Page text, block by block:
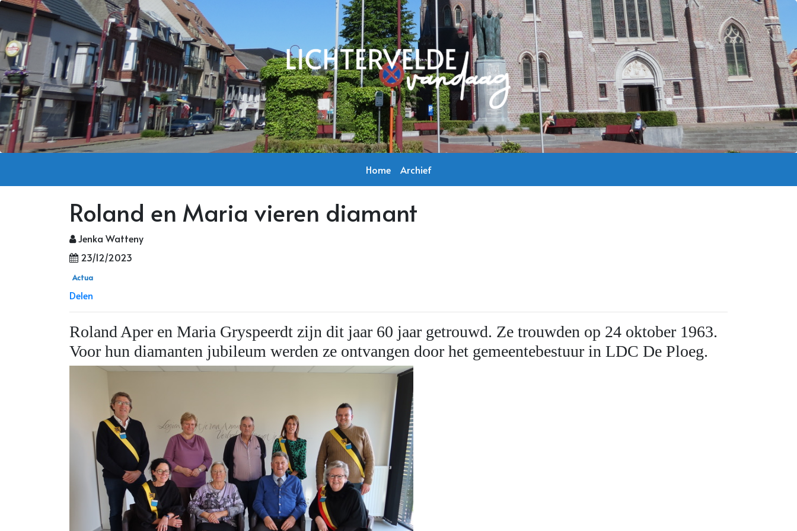
Home Archief
Roland en Maria vieren diamant
Jenka Watteny
23/12/2023
Actua
Delen
Roland Aper en Maria Gryspeerdt zijn dit jaar 60 jaar getrouwd. Ze trouwden op 24 oktober 1963.
Voor hun diamanten jubileum werden ze ontvangen door het gemeentebestuur in LDC De Ploeg.